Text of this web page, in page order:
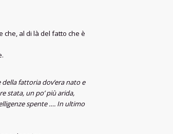
al di là del fatto che è
fattoria dov’era nato e
stata, un po’ più arida,
spente …. In ultimo